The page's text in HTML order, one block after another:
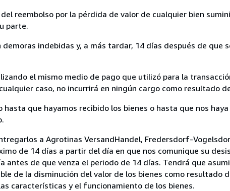
reembolso por la pérdida de valor de cualquier bien
parte.
indebidas y, a más tardar, 14 días después de que
el mismo medio de pago que utilizó para la
caso, no incurrirá en ningún cargo como resultado
que hayamos recibido los bienes o hasta que nos
a Agrotinas VersandHandel, Fredersdorf-
de 14 días a partir del día en que nos comunique su
antes de que venza el periodo de 14 días. Tendrá que
de la disminución del valor de los bienes como resultado
características y el funcionamiento de los bienes.